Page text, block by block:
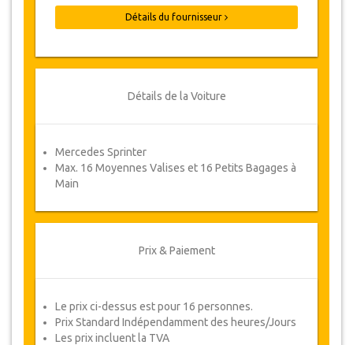
remboursables.
De temps en temps, JazicoWorld peut
ou un remboursement complet.
Une fois votre paiement effectué, vous serez
redirigé vers détails YourCard pour entrer vos
votre Coupon de service automatiquement.
Détails du fournisseur
Détails de la Voiture
Mercedes Sprinter
Max. 16 Moyennes Valises et 16 Petits Bagages à
Main
Prix & Paiement
Le prix ci-dessus est pour 16 personnes.
Prix Standard Indépendamment des heures/Jours
Les prix incluent la TVA